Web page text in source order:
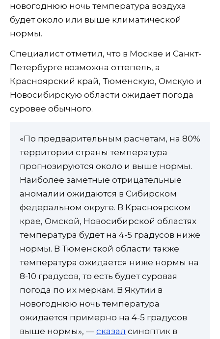
новогоднюю ночь температура воздуха
будет около или выше климатической
нормы.
Специалист отметил, что в Москве и Санкт-
Петербурге возможна оттепель, а
Красноярский край, Тюменскую, Омскую и
Новосибирскую области ожидает погода
суровее обычного.
«По предварительным расчетам, на 80%
территории страны температура
прогнозируются около и выше нормы.
Наиболее заметные отрицательные
аномалии ожидаются в Сибирском
федеральном округе. В Красноярском
крае, Омской, Новосибирской областях
температура будет на 4-5 градусов ниже
нормы. В Тюменской области также
температура ожидается ниже нормы на
8-10 градусов, то есть будет суровая
погода по их меркам. В Якутии в
новогоднюю ночь температура
ожидается примерно на 4-5 градусов
выше нормы», — сказал синоптик в